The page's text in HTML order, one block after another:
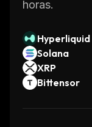
horas.
Hyperliquid
Solana
XRP
Bittensor